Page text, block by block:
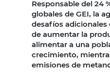
Responsable del 24
globales de GEI, la
desafíos adicionales
de aumentar la
alimentar a una
crecimiento,
emisiones de